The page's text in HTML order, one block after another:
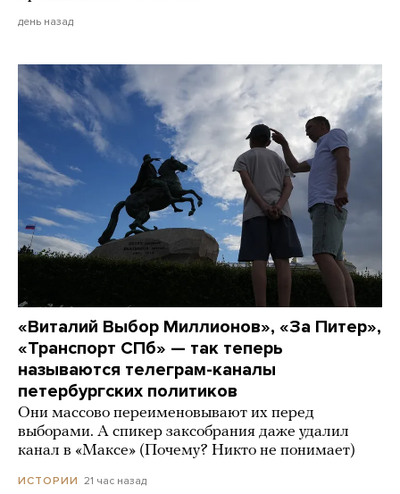
день назад
«Виталий Выбор Миллионов», «За Питер»,
«Транспорт СПб» — так теперь
называются телеграм-каналы
петербургских политиков
Они массово переименовывают их перед
выборами. А спикер заксобрания даже удалил
канал в «Максе» (Почему? Никто не понимает)
ИСТОРИИ 21 час назад